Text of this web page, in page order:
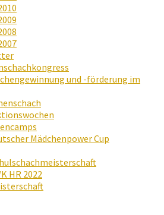
und -förderung im
Mädchenpower Cup
HR 2022